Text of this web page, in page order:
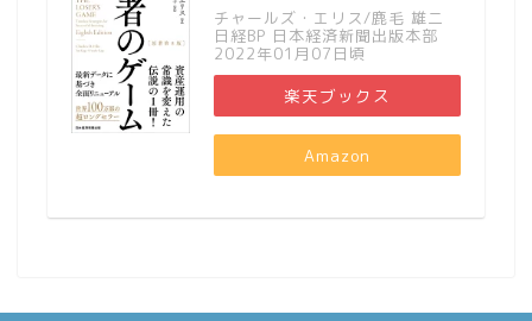
チャールズ・エリス/鹿毛 雄二
日経BP 日本経済新聞出版本部
2022年01月07日頃
楽天ブックス
Amazon